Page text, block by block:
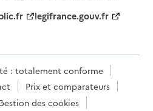
legifrance.gouv.fr
: totalement conforme
Prix et comparateurs
des cookies